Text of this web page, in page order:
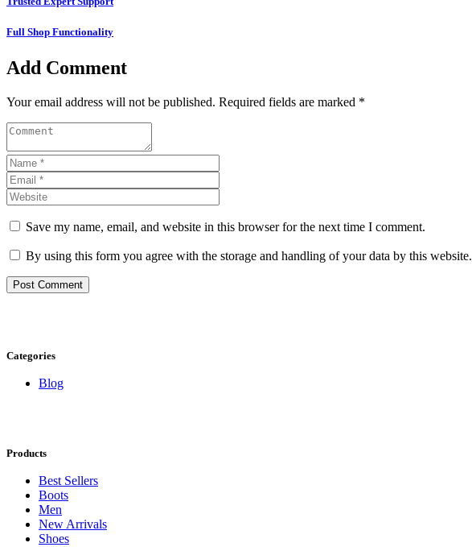
Full Shop Functionality
Add Comment
Your email address will not be published. Required fields are marked *
Save my name, email, and website in this browser for the next time I comment.
By using this form you agree with the storage and handling of your data by this website.
Categories
Blog
Products
Best Sellers
Boots
Men
New Arrivals
Shoes